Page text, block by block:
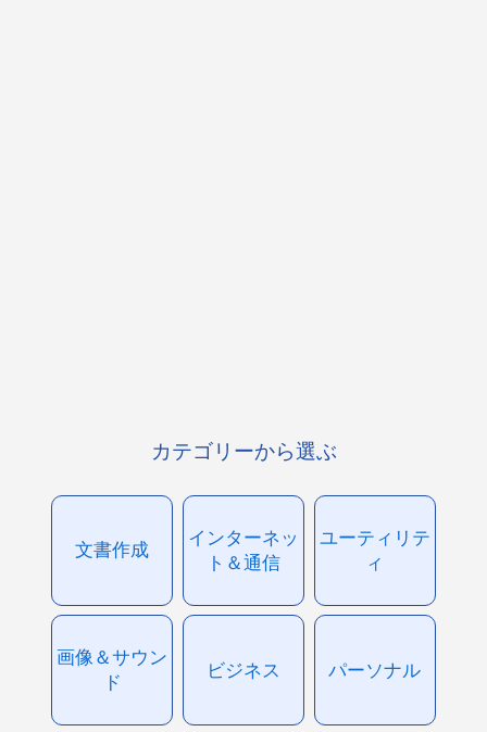
カテゴリーから選ぶ
文書作成
インターネッ
ト＆通信
ユーティリテ
ィ
画像＆サウン
ド
ビジネス パーソナル